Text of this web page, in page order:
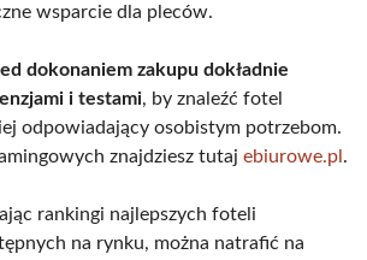
wsparcie dla pleców.
dokonaniem zakupu dokładnie
i testami, by znaleźć fotel
odpowiadający osobistym potrzebom.
znajdziesz tutaj ebiurowe.pl .
rankingi najlepszych foteli
na rynku, można natrafić na